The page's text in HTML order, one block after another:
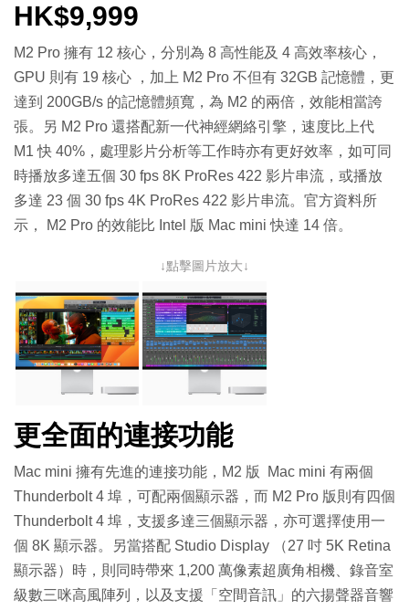
HK$9,999
M2 Pro 擁有 12 核心，分別為 8 高性能及 4 高效率核心，
GPU 則有 19 核心 ，加上 M2 Pro 不但有 32GB 記憶體，更
達到 200GB/s 的記憶體頻寬，為 M2 的兩倍，效能相當誇
張。另 M2 Pro 還搭配新一代神經網絡引擎，速度比上代
M1 快 40%，處理影片分析等工作時亦有更好效率，如可同
時播放多達五個 30 fps 8K ProRes 422 影片串流，或播放
多達 23 個 30 fps 4K ProRes 422 影片串流。官方資料所
示， M2 Pro 的效能比 Intel 版 Mac mini 快達 14 倍。
↓點擊圖片放大↓
更全面的連接功能
Mac mini 擁有先進的連接功能，M2 版 Mac mini 有兩個
Thunderbolt 4 埠，可配兩個顯示器，而 M2 Pro 版則有四個
Thunderbolt 4 埠，支援多達三個顯示器，亦可選擇使用一
個 8K 顯示器。另當搭配 Studio Display （27 吋 5K Retina
顯示器）時，則同時帶來 1,200 萬像素超廣角相機、錄音室
級數三咪高風陣列，以及支援「空間音訊」的六揚聲器音響